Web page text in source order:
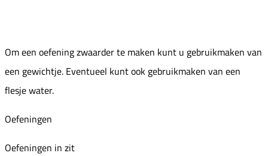
Om een oefening zwaarder te maken kunt u gebruikmaken van
een gewichtje. Eventueel kunt ook gebruikmaken van een
flesje water.
Oefeningen
Oefeningen in zit